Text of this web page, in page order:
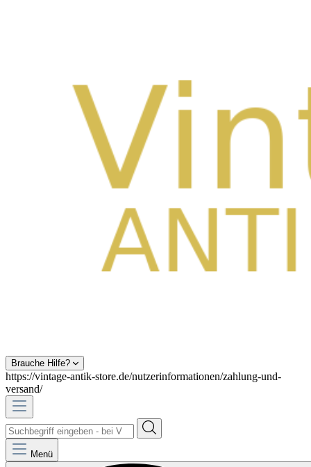
Brauche Hilfe?
https://vintage-antik-store.de/nutzerinformationen/zahlung-und-
versand/
Menü